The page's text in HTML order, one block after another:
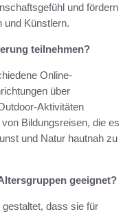
und fördern
und Künstlern.
teilnehmen?
Online-
über
Aktivitäten
Bildungsreisen, die es
und Natur hautnah zu
geeignet?
dass sie für